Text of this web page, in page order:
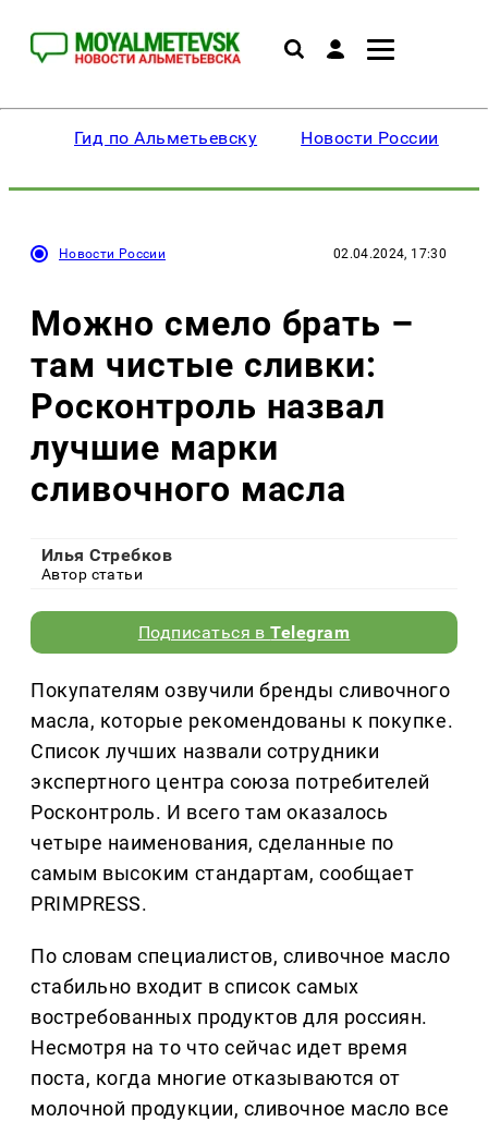
Гид по Альметьевску Новости России
Новости России 02.04.2024, 17:30
Можно смело брать –
там чистые сливки:
Росконтроль назвал
лучшие марки
сливочного масла
Илья Стребков
Автор статьи
Подписаться вTelegram
Покупателям озвучили бренды сливочного
масла, которые рекомендованы к покупке.
Список лучших назвали сотрудники
экспертного центра союза потребителей
Росконтроль. И всего там оказалось
четыре наименования, сделанные по
самым высоким стандартам, сообщает
PRIMPRESS.
По словам специалистов, сливочное масло
стабильно входит в список самых
востребованных продуктов для россиян.
Несмотря на то что сейчас идет время
поста, когда многие отказываются от
молочной продукции, сливочное масло все